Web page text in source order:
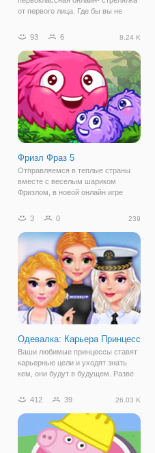
от первого лица. Где бы вы не
этот крутой шутер с игроками со
предстоит сражаться с десятью
игроками,
93 6 8.24 K
Фризл Фраз 5
Отправляемся в теплые страны
вместе с веселым шариком
Фризлом, в новой онлайн игре
приключенческого платформера
задания, новый дизайн, в том
числе изменился сам Фризл
3 0 239
Одевалка: Карьера Принцесс
Ваши любимые принцессы ставят
карьерные цели и уходят знать
кем, они будут в будущем. Разве
космонавт или даже модельер -
карьеру. А еще принцесс
интересует как они будут
412 39 26.03 K